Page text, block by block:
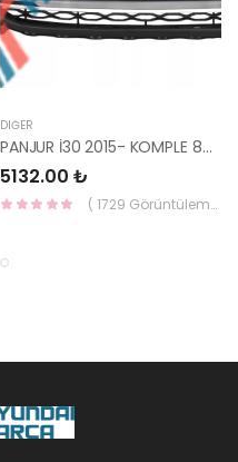
DIĞER
PANJUR İ30 2015- KOMPLE 86350-A6800-YS
5132.00 ₺
( 1729 Görüntüleme )